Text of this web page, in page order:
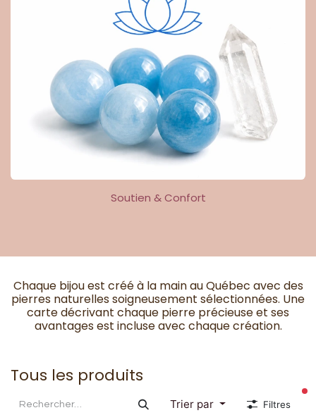
Soutien & Confort
Chaque bijou est créé à la main au Québec avec des
pierres naturelles soigneusement sélectionnées. Une
carte décrivant chaque pierre précieuse et ses
avantages est incluse avec chaque création.
Tous les produits
Trier par Filtres